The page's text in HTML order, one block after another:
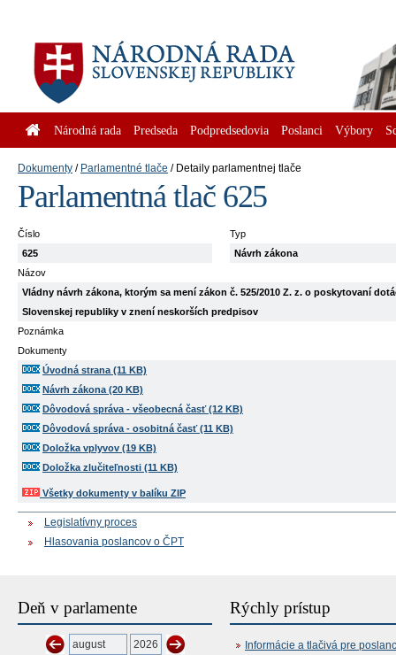
Národná rada Predseda Podpredsedovia Poslanci Výbory
Dokumenty Parlamentné tlače Detaily parlamentnej tlače
Parlamentná tlač 625
Číslo
625
Typ
Návrh zákona
Názov
Vládny návrh zákona, ktorým sa mení zákon č. 525/2010 Z. z. o poskytovaní
Slovenskej republiky v znení neskorších predpisov
Poznámka
Dokumenty
Úvodná strana (11 KB)
Návrh zákona (20 KB)
Dôvodová správa - všeobecná časť (12 KB)
Dôvodová správa - osobitná časť (11 KB)
Doložka vplyvov (19 KB)
Doložka zlučiteľnosti (11 KB)
Všetky dokumenty v balíku ZIP
Legislatívny proces
Hlasovania poslancov o ČPT
Deň v parlamente Rýchly prístup
Informácie a tlačivá pre